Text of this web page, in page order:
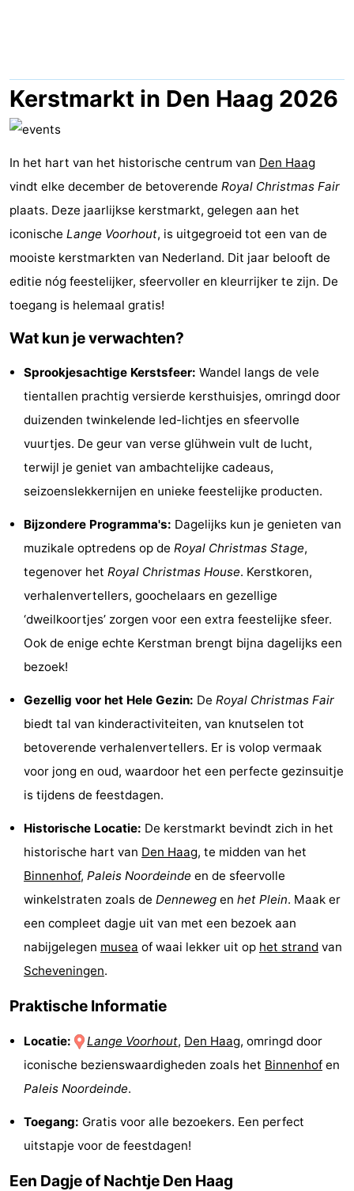
Duinrell
-
Kijkduin
Last
minutes
Strand
&
Bezienswaardigheden
Musea
-
Monumenten
-
Uitkijkpunten
Attracties
Rondvaarten
Amusement
Speeltuinen
Binnenspeeltuinen
Dorpen
Steden
Natuur
Rondleidingen
Sporten
-
Fietsen
Wandelen
Golfbanen
Surfen
Evenementen
Praktisch
Forum
Route
-
Reisboekenwinkel
Nieuws
Medische
Kerstmarkt in Den Haag 2026
In het hart van het historische centrum van Den Haag
vindt elke december de betoverende Royal Christmas Fair
plaats. Deze jaarlijkse kerstmarkt, gelegen aan het
iconische Lange Voorhout, is uitgegroeid tot een van de
mooiste kerstmarkten van Nederland. Dit jaar belooft de
editie nóg feestelijker, sfeervoller en kleurrijker te zijn. De
toegang is helemaal gratis!
Wat kun je verwachten?
Sprookjesachtige Kerstsfeer: Wandel langs de vele
tientallen prachtig versierde kersthuisjes, omringd door
duizenden twinkelende led-lichtjes en sfeervolle
vuurtjes. De geur van verse glühwein vult de lucht,
terwijl je geniet van ambachtelijke cadeaus,
seizoenslekkernijen en unieke feestelijke producten.
Bijzondere Programma's: Dagelijks kun je genieten van
muzikale optredens op de Royal Christmas Stage,
tegenover het Royal Christmas House. Kerstkoren,
verhalenvertellers, goochelaars en gezellige
‘dweilkoortjes’ zorgen voor een extra feestelijke sfeer.
Ook de enige echte Kerstman brengt bijna dagelijks een
bezoek!
Gezellig voor het Hele Gezin: De Royal Christmas Fair
biedt tal van kinderactiviteiten, van knutselen tot
betoverende verhalenvertellers. Er is volop vermaak
voor jong en oud, waardoor het een perfecte gezinsuitje
is tijdens de feestdagen.
Historische Locatie: De kerstmarkt bevindt zich in het
historische hart van Den Haag, te midden van het
Binnenhof, Paleis Noordeinde en de sfeervolle
winkelstraten zoals de Denneweg en het Plein. Maak er
een compleet dagje uit van met een bezoek aan
nabijgelegen musea of waai lekker uit op het strand van
Scheveningen.
Praktische Informatie
Locatie: Lange Voorhout, Den Haag, omringd door
iconische bezienswaardigheden zoals het Binnenhof en
Paleis Noordeinde.
Toegang: Gratis voor alle bezoekers. Een perfect
uitstapje voor de feestdagen!
Een Dagje of Nachtje Den Haag